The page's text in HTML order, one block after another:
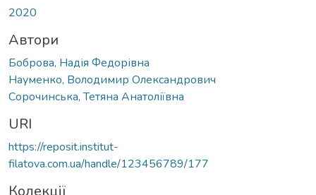
2020
Автори
Боброва, Надія Федорівна
Науменко, Володимир Олександрович
Сорочинська, Тетяна Анатоліївна
URI
https://reposit.institut-
filatova.com.ua/handle/123456789/177
Колекції